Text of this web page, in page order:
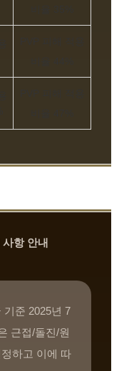
항 안내
기준 2025년 7
근접/돌진/원
하고 이에 따